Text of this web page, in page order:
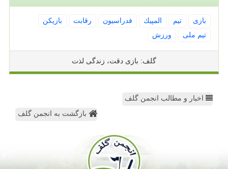
بازی تیم المپیك فدراسیون رقابت
بازیكن
تیم ملی
ورزش
گلف: بازی دقت، زندگی لذت
اخبار و مطالب انجمن گلف
بازگشت به انجمن گلف